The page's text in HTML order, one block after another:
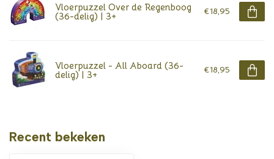
Vloerpuzzel Over de Regenboog
(36-delig) | 3+ €18,95
Vloerpuzzel - All Aboard (36-
delig) | 3+ €18,95
Recent bekeken